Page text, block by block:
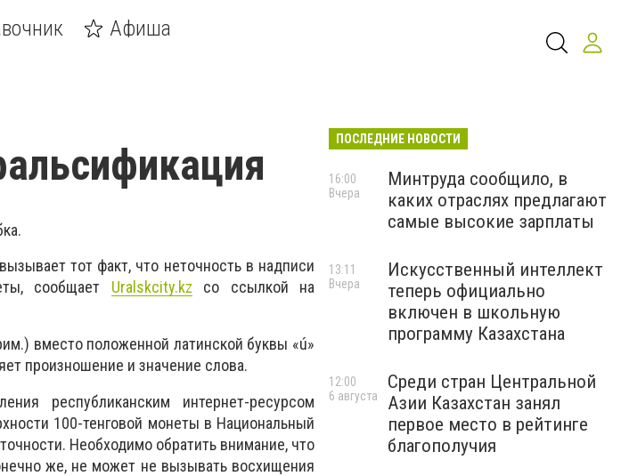
Афиша
тот факт, что неточность в надписи
сообщает Uralskcity.kz со ссылкой на
вместо положенной латинской буквы «ú»
произношение и значение слова.
республиканским интернет-ресурсом
100-тенговой монеты в Национальный
Необходимо обратить внимание, что
же, не может не вызывать восхищения
ПОСЛЕДНИЕ НОВОСТИ
Минтруда сообщило, в
каких отраслях предлагают
самые высокие зарплаты
16:00
Вчера
Искусственный интеллект
теперь официально
включен в школьную
программу Казахстана
13:11
Вчера
Среди стран Центральной
Азии Казахстан занял
первое место в рейтинге
благополучия
12:00
6 августа